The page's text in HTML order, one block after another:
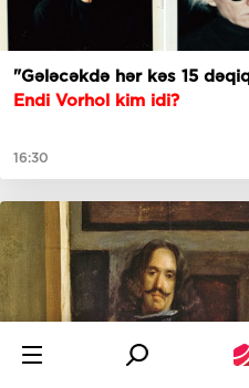
"Gələcəkdə hər kəs 15
Endi Vorhol kim idi?
16:30